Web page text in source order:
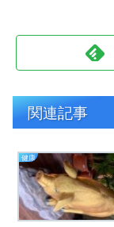
関連記事
健康